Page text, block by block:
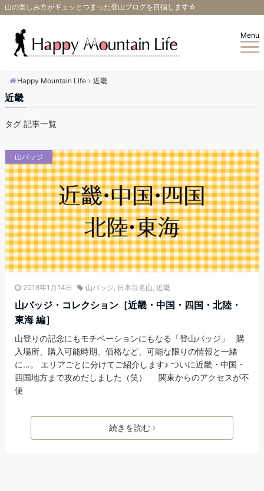
山の楽しみ方がギュッとつまった登山ブログを目指します☆
Menu
Happy Mountain Life 近畿
近畿
タグ 記事一覧
山バッジ
2018年1月14日 山バッジ, 日本百名山, 近畿
山バッジ・コレクション［近畿・中国・四国・北陸・
東海 編］
山登りの記念にもモチベーションにもなる「登山バッジ」 購
入場所、購入可能時期、価格など、可能な限りの情報と一緒
に…。 エリアごとに分けてご紹介します♪ ついに近畿・中国・
四国地方まで攻めだしました（笑） 関東からのアクセスが不
便
続きを読む